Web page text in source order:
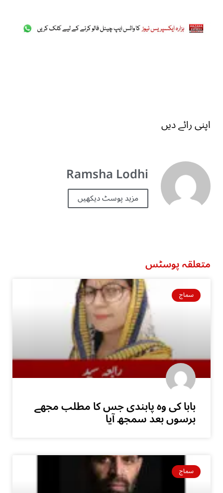
اپنی رائے دیں
Ramsha Lodhi
مزید پوسٹ دیکھیں
متعلقہ پوسٹس
سماج
بابا کی وہ پابندی جس کا مطلب مجھے
برسوں بعد سمجھ آیا
سماج